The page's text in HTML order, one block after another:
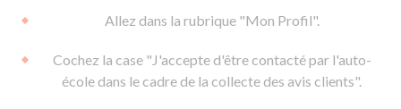
Permis remorque
Permis & handicap
d'apprentissage
De la conduite en voiture
De la conduite à moto
Formations pro.
Permis poids lourd
Allez dans la rubrique "Mon Profil".
Cochez la case "J'accepte d'être contacté par l'auto-
école dans le cadre de la collecte des avis clients".